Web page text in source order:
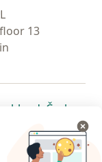
13
pestaña
nueva pestaña
en una nueva
se abre en
Česko
pestaña
una nueva pestaña
en una nueva
se abre en
se
en una nueva